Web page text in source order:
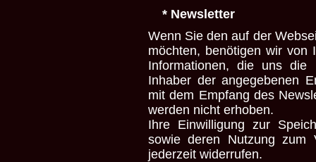
* Newsletter
Wenn Sie den auf der
möchten, benötigen wir von
Informationen, die uns die
Inhaber der angegebenen
mit dem Empfang des
werden nicht erhoben.
Ihre Einwilligung zur
sowie deren Nutzung zum
jederzeit widerrufen.